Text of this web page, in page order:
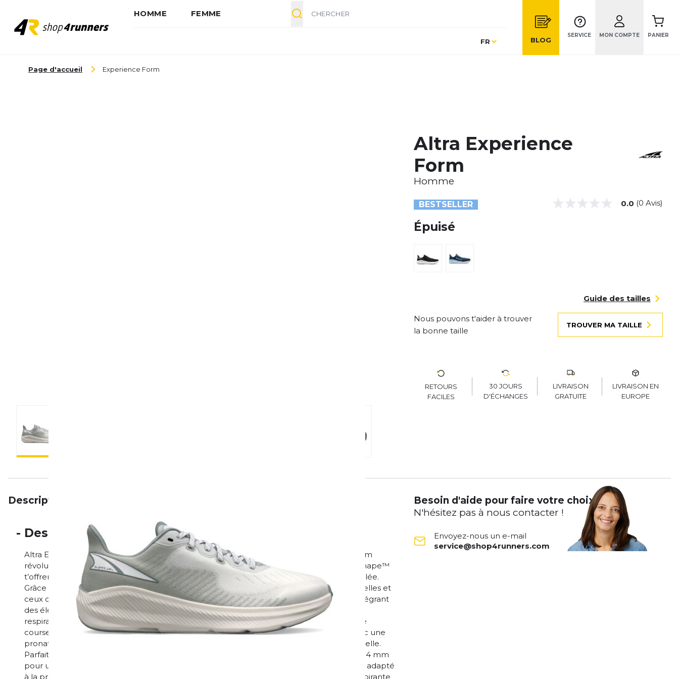
HOMME FEMME
Langue
FR BLOG
SERVICE MON COMPTE PANIER
Page d'accueil Experience Form
Altra Experience
Form
Homme
BESTSELLER 0.0 (0 Avis)
Épuisé
Guide des tailles
Nous pouvons t'aider à trouver
la bonne taille
TROUVER MA TAILLE
RETOURS
FACILES
30 JOURS
D'ÉCHANGES
LIVRAISON
GRATUITE
LIVRAISON EN
EUROPE
Description
- Description
Altra Experience Form – Ton allié stable pour une foulée naturelle L’Altra Experience Form
révolutionne les chaussures de stabilité. Son design moderne et sa célèbre forme FootShape™
t’offrent plus d’espace pour les orteils tout en assurant un maintien optimal à chaque foulée.
Grâce à un drop modéré de 4 mm, tu profites d’un déroulé naturel et fluide, idéal pour celles et
ceux qui recherchent à la fois stabilité et dynamisme. La semelle intermédiaire légère intégrant
des éléments stabilisants garantit un bon soutien sans alourdir la chaussure. L’empeigne
respirante épouse parfaitement le pied pour un confort longue durée, que ce soit lors de
courses rapides ou sur de longues distances. Ce modèle est conçu pour les coureurs avec une
pronation légère à modérée souhaitant une chaussure de stabilité avec une forme naturelle.
Parfaite pour l’entraînement quotidien ou les runs urbains. Points forts : Drop modéré de 4 mm
pour une foulée naturelle Design FootShape™ pour plus d’espace et de confort Soutien adapté
à la pronation légère à modérée Semelle intermédiaire légère et réactive Empeigne respirante
Besoin d'aide pour faire votre choix ?
N'hésitez pas à nous contacter !
Envoyez-nous un e-mail
service@shop4runners.com